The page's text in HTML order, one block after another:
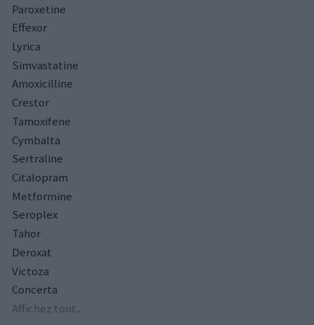
Paroxetine
Effexor
Lyrica
Simvastatine
Amoxicilline
Crestor
Tamoxifene
Cymbalta
Sertraline
Citalopram
Metformine
Seroplex
Tahor
Deroxat
Victoza
Concerta
Affichez tout...